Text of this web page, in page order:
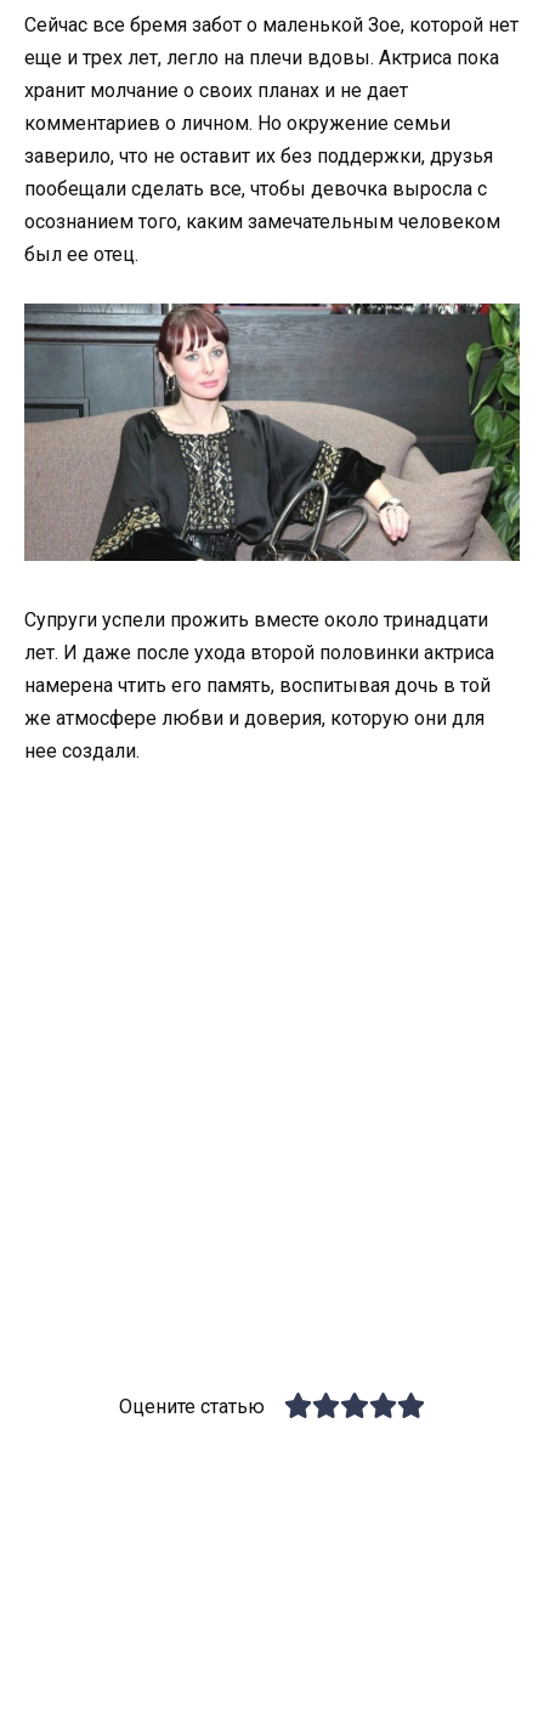
Сейчас все бремя забот о маленькой Зое, которой нет
еще и трех лет, легло на плечи вдовы. Актриса пока
хранит молчание о своих планах и не дает
комментариев о личном. Но окружение семьи
заверило, что не оставит их без поддержки, друзья
пообещали сделать все, чтобы девочка выросла с
осознанием того, каким замечательным человеком
был ее отец.
Супруги успели прожить вместе около тринадцати
лет. И даже после ухода второй половинки актриса
намерена чтить его память, воспитывая дочь в той
же атмосфере любви и доверия, которую они для
нее создали.
Оцените статью